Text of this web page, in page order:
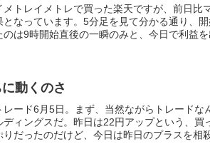
メトレイメトレで買った楽天ですが、前日比
となっています。5分足を見て分かる通り、
のは9時開始直後の一瞬のみと、今日で利益
動くのさ
レード6月5日。まず、当然ながらトレードな
ディングスだ。昨日は22円アップという、買
りだったのだけど、今日は昨日のプラスを相